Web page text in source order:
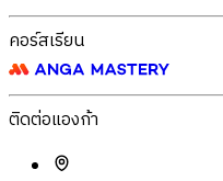
คอร์สเรียน
ติดต่อแองก้า